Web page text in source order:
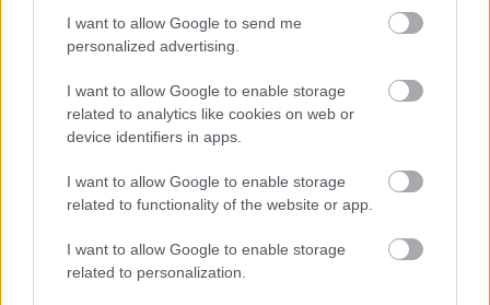
I want to allow Google to send me
personalized advertising.
I want to allow Google to enable storage
related to analytics like cookies on web or
device identifiers in apps.
I want to allow Google to enable storage
related to functionality of the website or app.
I want to allow Google to enable storage
related to personalization.